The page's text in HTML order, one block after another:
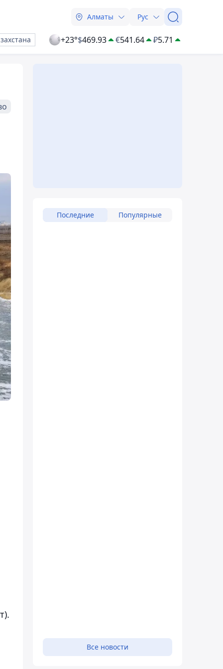
Алматы Рус
+23°$469.93 €541.64 ₽5.71
Последние Популярные
Все новости